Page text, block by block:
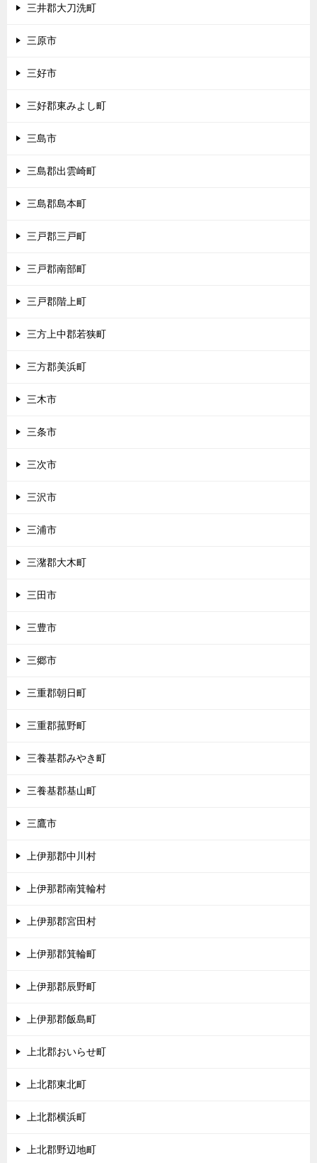
三井郡大刀洗町
三原市
三好市
三好郡東みよし町
三島市
三島郡出雲崎町
三島郡島本町
三戸郡三戸町
三戸郡南部町
三戸郡階上町
三方上中郡若狭町
三方郡美浜町
三木市
三条市
三次市
三沢市
三浦市
三潴郡大木町
三田市
三豊市
三郷市
三重郡朝日町
三重郡菰野町
三養基郡みやき町
三養基郡基山町
三鷹市
上伊那郡中川村
上伊那郡南箕輪村
上伊那郡宮田村
上伊那郡箕輪町
上伊那郡辰野町
上伊那郡飯島町
上北郡おいらせ町
上北郡東北町
上北郡横浜町
上北郡野辺地町